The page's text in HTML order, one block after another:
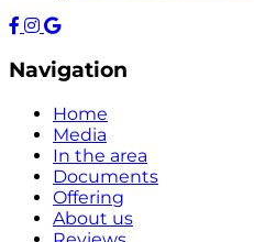
Navigation
Home
Media
In the area
Documents
Offering
About us